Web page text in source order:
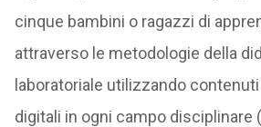
cinque bambini o ragazzi di
attraverso le metodologie della
laboratoriale utilizzando
digitali in ogni campo disciplinare